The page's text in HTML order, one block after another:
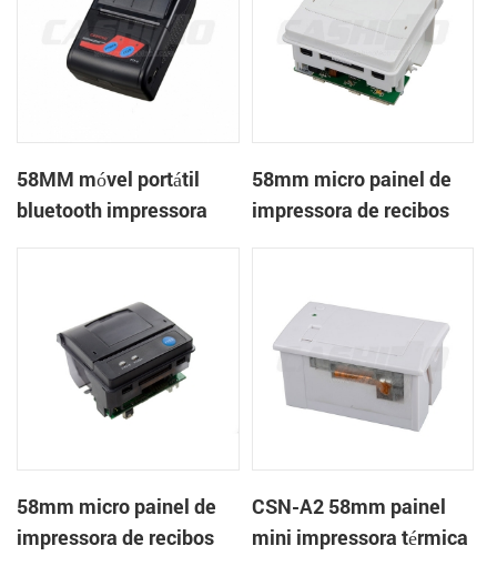
58MM móvel portátil
bluetooth impressora
58mm micro painel de
impressora de recibos
58mm micro painel de
impressora de recibos
CSN-A2 58mm painel
mini impressora térmica